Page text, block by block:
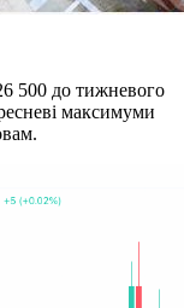
500 до тижневого
максимуми